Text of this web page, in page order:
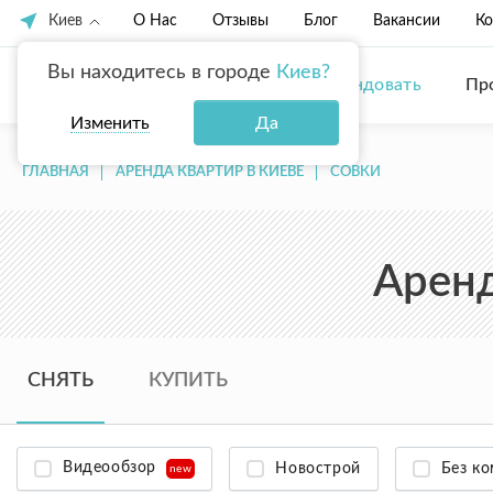
Киев
Вы находитесь в городе Киев?
Изменить Да
О Нас Отзывы Блог Вакансии
Купить Арендовать
ГЛАВНАЯ АРЕНДА КВАРТИР В КИЕВЕ СОВКИ
СНЯТЬ КУПИТЬ
Видеообзор new Новострой Без